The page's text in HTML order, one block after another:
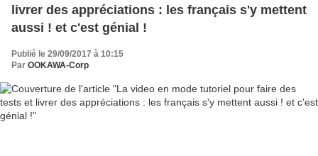
livrer des appréciations : les français s'y mettent
aussi ! et c'est génial !
Publié le 29/09/2017 à 10:15
Par OOKAWA-Corp